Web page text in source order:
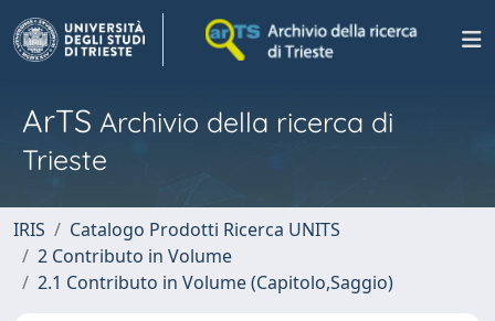
ArTS Archivio della ricerca di
Trieste
IRIS
Catalogo Prodotti Ricerca UNITS
2 Contributo in Volume
2.1 Contributo in Volume (Capitolo,Saggio)